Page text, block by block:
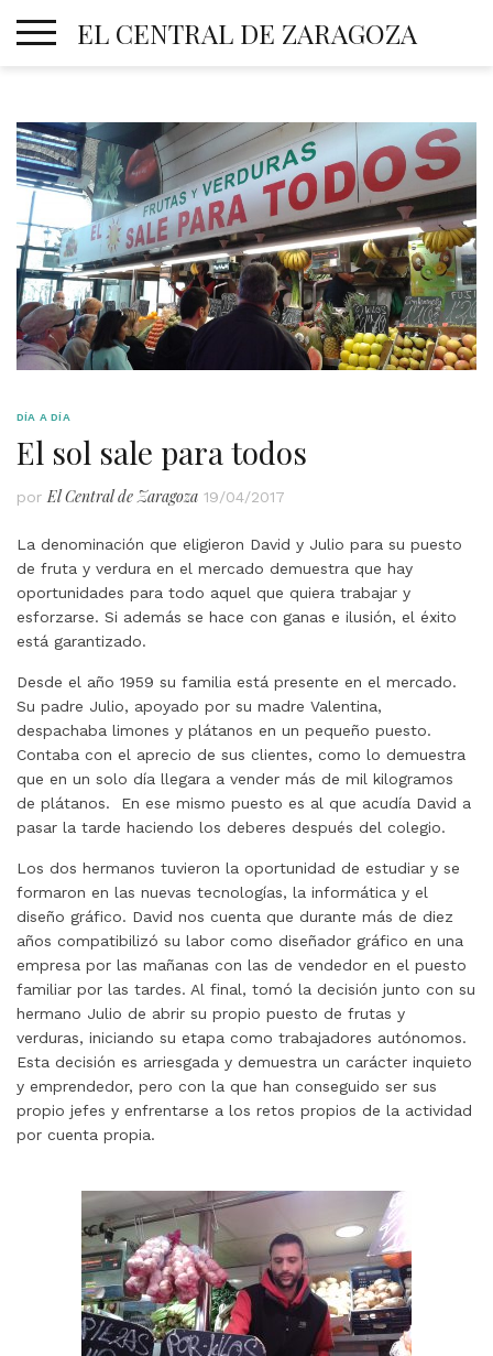
EL CENTRAL DE ZARAGOZA
DÍA A DÍA
El sol sale para todos
por El Central de Zaragoza 19/04/2017
La denominación que eligieron David y Julio para su puesto
de fruta y verdura en el mercado demuestra que hay
oportunidades para todo aquel que quiera trabajar y
esforzarse. Si además se hace con ganas e ilusión, el éxito
está garantizado.
Desde el año 1959 su familia está presente en el mercado.
Su padre Julio, apoyado por su madre Valentina,
despachaba limones y plátanos en un pequeño puesto.
Contaba con el aprecio de sus clientes, como lo demuestra
que en un solo día llegara a vender más de mil kilogramos
de plátanos. En ese mismo puesto es al que acudía David a
pasar la tarde haciendo los deberes después del colegio.
Los dos hermanos tuvieron la oportunidad de estudiar y se
formaron en las nuevas tecnologías, la informática y el
diseño gráfico. David nos cuenta que durante más de diez
años compatibilizó su labor como diseñador gráfico en una
empresa por las mañanas con las de vendedor en el puesto
familiar por las tardes. Al final, tomó la decisión junto con su
hermano Julio de abrir su propio puesto de frutas y
verduras, iniciando su etapa como trabajadores autónomos.
Esta decisión es arriesgada y demuestra un carácter inquieto
y emprendedor, pero con la que han conseguido ser sus
propio jefes y enfrentarse a los retos propios de la actividad
por cuenta propia.